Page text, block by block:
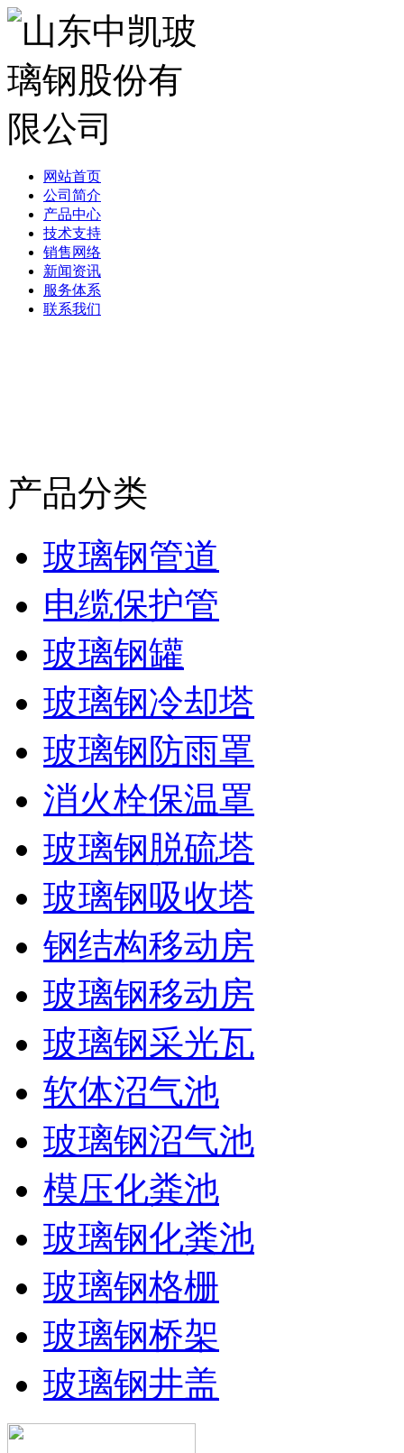
网站首页
公司简介
产品中心
技术支持
销售网络
新闻资讯
服务体系
联系我们
产品分类
玻璃钢管道
电缆保护管
玻璃钢罐
玻璃钢冷却塔
玻璃钢防雨罩
消火栓保温罩
玻璃钢脱硫塔
玻璃钢吸收塔
钢结构移动房
玻璃钢移动房
玻璃钢采光瓦
软体沼气池
玻璃钢沼气池
模压化粪池
玻璃钢化粪池
玻璃钢格栅
玻璃钢桥架
玻璃钢井盖